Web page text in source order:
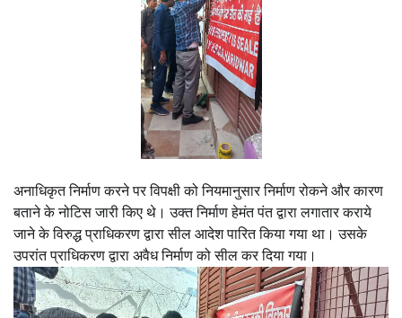
अनाधिकृत निर्माण करने पर विपक्षी को नियमानुसार निर्माण रोकने और कारण
बताने के नोटिस जारी किए थे। उक्त निर्माण हेमंत पंत द्वारा लगातार कराये
जाने के विरुद्ध प्राधिकरण द्वारा सील आदेश पारित किया गया था। उसके
उपरांत प्राधिकरण द्वारा अवैध निर्माण को सील कर दिया गया।